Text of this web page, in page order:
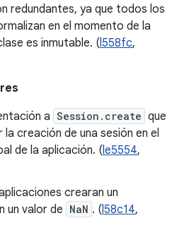
redundantes, ya que todos los
en el momento de la
es inmutable. (l558fc,
a Session.create que
creación de una sesión en el
de la aplicación. (le5554,
crearan un
un valor de NaN . (l58c14,